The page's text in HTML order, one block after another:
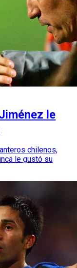
le
chilenos,
le gustó su